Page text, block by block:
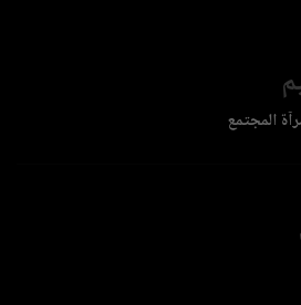
المجتمع